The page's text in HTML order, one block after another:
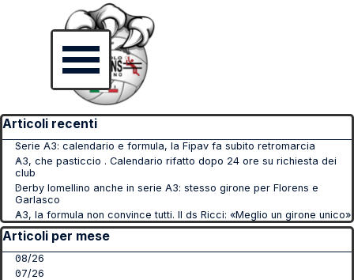
Salta menù
Salta blocco Articoli recenti
Articoli recenti
Serie A3: calendario e formula, la Fipav fa subito retromarcia
A3, che pasticcio . Calendario rifatto dopo 24 ore su richiesta dei
club
Derby lomellino anche in serie A3: stesso girone per Florens e
Garlasco
A3, la formula non convince tutti. Il ds Ricci: «Meglio un girone unico»
Salta blocco Articoli per mese
Articoli per mese
08/26
07/26